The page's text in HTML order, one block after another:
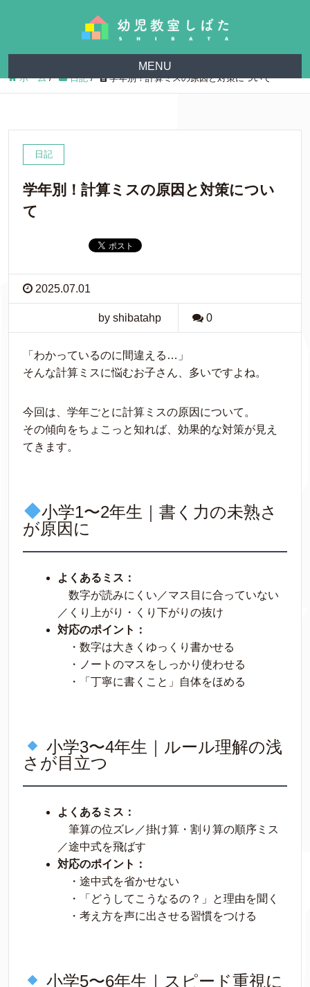
MENU
ホーム/ 日記/ 学年別！計算ミスの原因と対策について
日記
学年別！計算ミスの原因と対策につい
て
2025.07.01
by shibatahp 0
「わかっているのに間違える…」
そんな計算ミスに悩むお子さん、多いですよね。
今回は、学年ごとに計算ミスの原因について。
その傾向をちょこっと知れば、効果的な対策が見え
てきます。
小学1〜2年生｜書く力の未熟さ
が原因に
よくあるミス：
数字が読みにくい／マス目に合っていない
／くり上がり・くり下がりの抜け
対応のポイント：
・数字は大きくゆっくり書かせる
・ノートのマスをしっかり使わせる
・「丁寧に書くこと」自体をほめる
小学3〜4年生｜ルール理解の浅
さが目立つ
よくあるミス：
筆算の位ズレ／掛け算・割り算の順序ミス
／途中式を飛ばす
対応のポイント：
・途中式を省かせない
・「どうしてこうなるの？」と理由を聞く
・考え方を声に出させる習慣をつける
小学5〜6年生｜スピード重視に